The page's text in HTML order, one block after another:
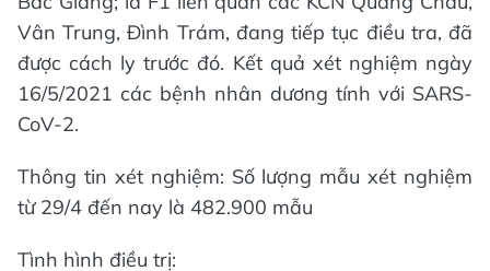
Vân Trung, Đình Trám, đang tiếp tục điều tra, đã
được cách ly trước đó. Kết quả xét nghiệm ngày
16/5/2021 các bệnh nhân dương tính với SARS-
CoV-2.
Thông tin xét nghiệm: Số lượng mẫu xét nghiệm
từ 29/4 đến nay là 482.900 mẫu
Tình hình điều trị: